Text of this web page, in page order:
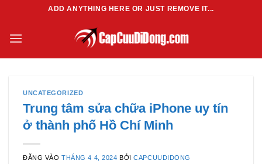
nội
ADD ANYTHING HERE OR JUST REMOVE IT...
UNCATEGORIZED
Trung tâm sửa chữa iPhone uy tín
ở thành phố Hồ Chí Minh
ĐĂNG VÀOTHÁNG 4 4, 2024 BỞICAPCUUDIDONG